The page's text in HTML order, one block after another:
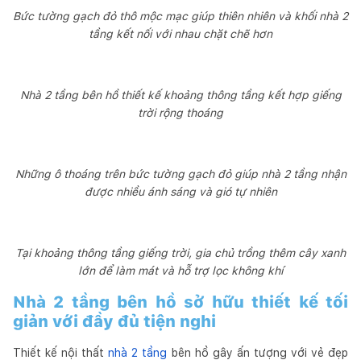
Bức tường gạch đỏ thô mộc mạc giúp thiên nhiên và khối nhà 2
tầng kết nối với nhau chặt chẽ hơn
Nhà 2 tầng bên hồ thiết kế khoảng thông tầng kết hợp giếng
trời rộng thoáng
Những ô thoáng trên bức tường gạch đỏ giúp nhà 2 tầng nhận
được nhiều ánh sáng và gió tự nhiên
Tại khoảng thông tầng giếng trời, gia chủ trồng thêm cây xanh
lớn để làm mát và hỗ trợ lọc không khí
Nhà 2 tầng bên hồ sở hữu thiết kế tối
giản với đầy đủ tiện nghi
Thiết kế nội thấtnhà 2 tầng bên hồ gây ấn tượng với vẻ đẹp